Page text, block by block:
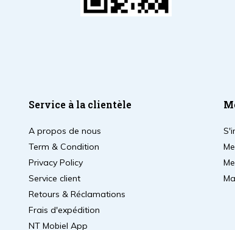
Service à la clientèle
A propos de nous
Term & Condition
Privacy Policy
Service client
Retours & Réclamations
Frais d'expédition
NT Mobiel App